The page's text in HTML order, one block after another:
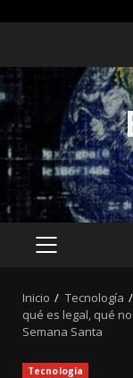
contenido
MENÚ
Inicio
Tecnología
qué es legal, qué
Semana Santa
Tecnología